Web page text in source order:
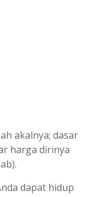
akalnya; dasar
harga dirinya
dapat hidup